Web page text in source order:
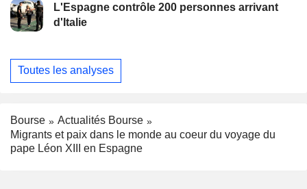
L'Espagne contrôle 200 personnes arrivant
d'Italie
Toutes les analyses
Bourse
Actualités Bourse
Migrants et paix dans le monde au coeur du voyage du
pape Léon XIII en Espagne